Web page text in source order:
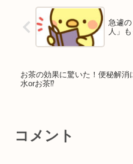
急遽
人」
お茶の効果に驚いた！便秘解消
水orお茶⁉︎
コメント